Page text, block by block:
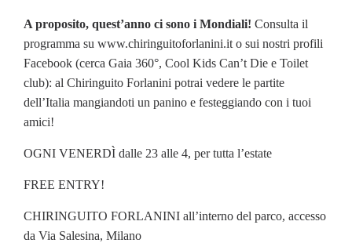
A proposito, quest’anno ci sono i Mondiali! Consulta il
programma su www.chiringuitoforlanini.it o sui nostri profili
Facebook (cerca Gaia 360°, Cool Kids Can’t Die e Toilet
club): al Chiringuito Forlanini potrai vedere le partite
dell’Italia mangiandoti un panino e festeggiando con i tuoi
amici!
OGNI VENERDÌ dalle 23 alle 4, per tutta l’estate
FREE ENTRY!
CHIRINGUITO FORLANINI all’interno del parco, accesso
da Via Salesina, Milano